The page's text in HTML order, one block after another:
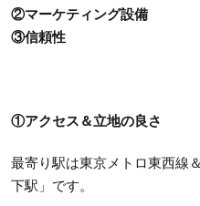
②マーケティング設備
③信頼性
①アクセス＆立地の良さ
最寄り駅は東京メトロ東西線
下駅」です。